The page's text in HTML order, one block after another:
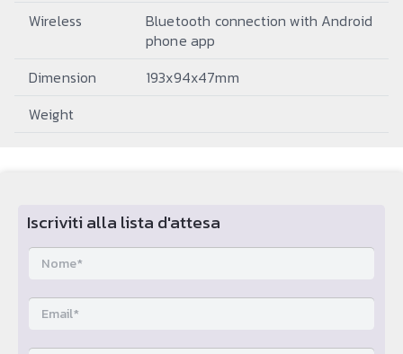
Wireless
Bluetooth connection with Android
phone app
Dimension
193x94x47mm
Weight
Iscriviti alla lista d'attesa